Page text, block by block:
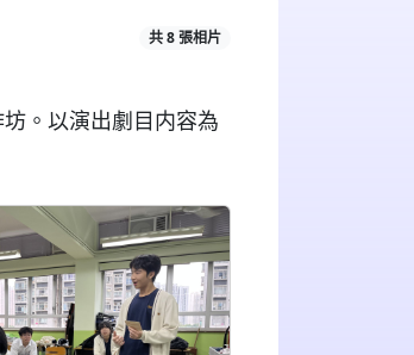
共 8 張相片
。以演出劇目内容為